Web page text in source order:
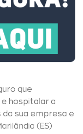
que
hospitalar a
sua empresa e
(ES)